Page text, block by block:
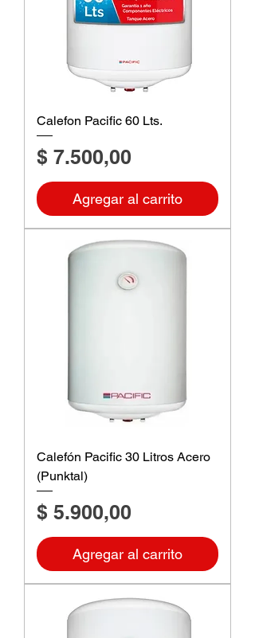
Calefon Pacific 60 Lts.
Precio
$ 7.500,00
Agregar al carrito
Calefón Pacific 30 Litros Acero
(Punktal)
Precio
$ 5.900,00
Agregar al carrito